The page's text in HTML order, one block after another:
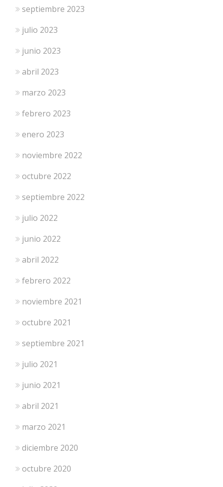
septiembre 2023
julio 2023
junio 2023
abril 2023
marzo 2023
febrero 2023
enero 2023
noviembre 2022
octubre 2022
septiembre 2022
julio 2022
junio 2022
abril 2022
febrero 2022
noviembre 2021
octubre 2021
septiembre 2021
julio 2021
junio 2021
abril 2021
marzo 2021
diciembre 2020
octubre 2020